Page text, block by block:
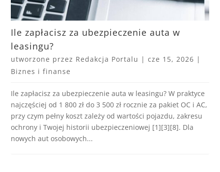
Ile zapłacisz za ubezpieczenie auta w
leasingu?
utworzone przez Redakcja Portalu |cze 15, 2026 |
Biznes i finanse
Ile zapłacisz za ubezpieczenie auta w leasingu? W praktyce
najczęściej od 1 800 zł do 3 500 zł rocznie za pakiet OC i AC,
przy czym pełny koszt zależy od wartości pojazdu, zakresu
ochrony i Twojej historii ubezpieczeniowej [1][3][8]. Dla
nowych aut osobowych...